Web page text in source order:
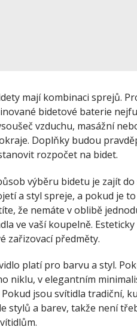
mají kombinaci sprejů.
bidetové baterie
vzduchu, masážní
Doplňky budou
rozpočet na bidet.
výběru bidetu je zajít
a styl spreje, a pokud je
že nemáte v oblibě
ve vaší koupelně.
zařizovací předměty.
platí pro barvu a styl.
niklu, v elegantním
jsou svítidla tradiční,
stylů a barev, takže není